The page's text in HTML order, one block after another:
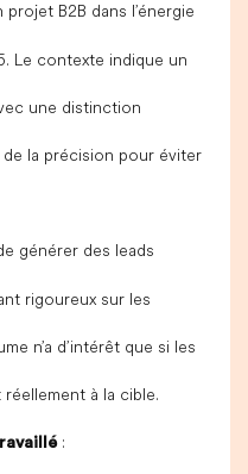
B2B dans l’énergie
Le contexte indique un
une distinction
la précision pour éviter
générer des leads
rigoureux sur les
n’a d’intérêt que si les
à la cible.
: